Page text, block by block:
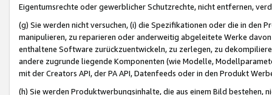
Eigentumsrechte oder gewerblicher Schutzrechte, nicht entfernen,
(g) Sie werden nicht versuchen, (i) die Spezifikationen oder die in
manipulieren, zu reparieren oder anderweitig abgeleitete Werke
enthaltene Software zurückzuentwickeln, zu zerlegen, zu
andere zugrunde liegende Komponenten (wie Modelle,
mit der Creators API, der PA API, Datenfeeds oder in den Produkt
(h) Sie werden Produktwerbungsinhalte, die aus einem Bild bestehen,